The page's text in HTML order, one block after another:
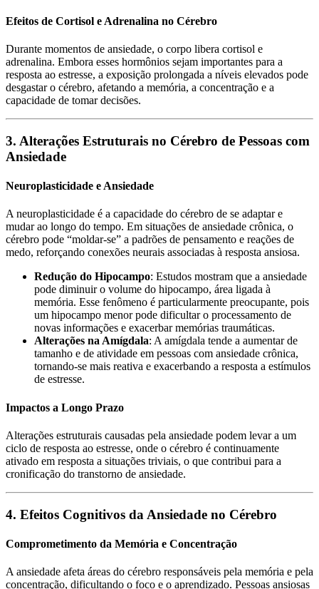
Efeitos de Cortisol e Adrenalina no Cérebro
Durante momentos de ansiedade, o corpo libera cortisol e
adrenalina. Embora esses hormônios sejam importantes para a
resposta ao estresse, a exposição prolongada a níveis elevados pode
desgastar o cérebro, afetando a memória, a concentração e a
capacidade de tomar decisões.
3. Alterações Estruturais no Cérebro de Pessoas com
Ansiedade
Neuroplasticidade e Ansiedade
A neuroplasticidade é a capacidade do cérebro de se adaptar e
mudar ao longo do tempo. Em situações de ansiedade crônica, o
cérebro pode “moldar-se” a padrões de pensamento e reações de
medo, reforçando conexões neurais associadas à resposta ansiosa.
Redução do Hipocampo: Estudos mostram que a ansiedade
pode diminuir o volume do hipocampo, área ligada à
memória. Esse fenômeno é particularmente preocupante, pois
um hipocampo menor pode dificultar o processamento de
novas informações e exacerbar memórias traumáticas.
Alterações na Amígdala: A amígdala tende a aumentar de
tamanho e de atividade em pessoas com ansiedade crônica,
tornando-se mais reativa e exacerbando a resposta a estímulos
de estresse.
Impactos a Longo Prazo
Alterações estruturais causadas pela ansiedade podem levar a um
ciclo de resposta ao estresse, onde o cérebro é continuamente
ativado em resposta a situações triviais, o que contribui para a
cronificação do transtorno de ansiedade.
4. Efeitos Cognitivos da Ansiedade no Cérebro
Comprometimento da Memória e Concentração
A ansiedade afeta áreas do cérebro responsáveis pela memória e pela
concentração, dificultando o foco e o aprendizado. Pessoas ansiosas